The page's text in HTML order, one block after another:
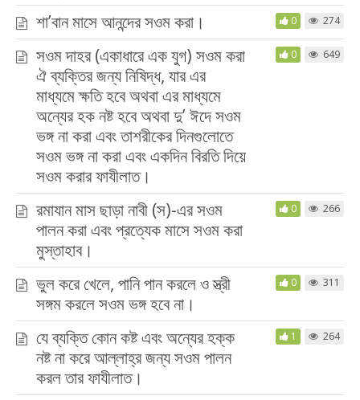
শা’বান মাসে আনন্দের সওম করা। 0 274
সওম দাহর (একাধারে এক যুগ) সওম করা
ঐ ব্যক্তির জন্য নিষিদ্ধ, যার এর
মাধ্যমে ক্ষতি হবে অথবা এর মাধ্যমে
অন্যের হক নষ্ট হবে অথবা দু’ ঈদে সওম
ভঙ্গ না করা এবং তাশরীকের দিনগুলোতে
সওম ভঙ্গ না করা এবং একদিন বিরতি দিয়ে
সওম করার ফাযীলাত।
0 649
রমাযান মাস ছাড়া নাবী (স)-এর সওম
পালন করা এবং প্রত্যেক মাসে সওম করা
মুস্তাহাব।
0 266
ভুল করে খেলে, পানি পান করলে ও স্ত্রী
সঙ্গম করলে সওম ভঙ্গ হবে না।
0 311
যে ব্যক্তি কোন কষ্ট এবং অন্যের হক্ক
নষ্ট না করে আল্লাহ্‌র জন্য সওম পালন
করল তার ফাযীলাত।
1 264